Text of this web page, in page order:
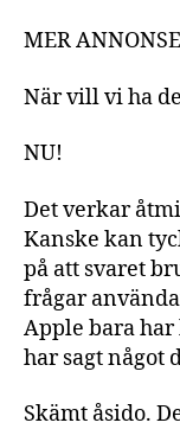
MER
När vill vi ha
NU!
Det verkar
Kanske kan
på att svaret
frågar
Apple bara
har sagt något
Skämt åsido.